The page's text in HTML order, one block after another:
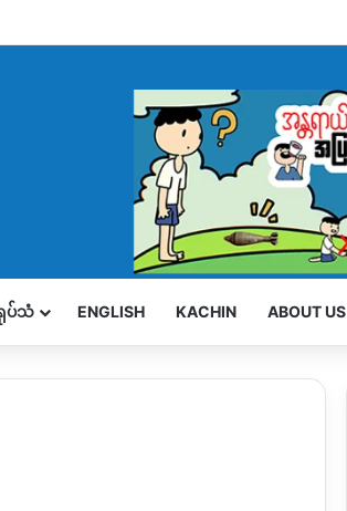
ပ်သံ ENGLISH KACHIN ABOUT US